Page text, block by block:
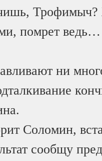
Трофимыч?
помрет
ни
Соломин,
сообщу